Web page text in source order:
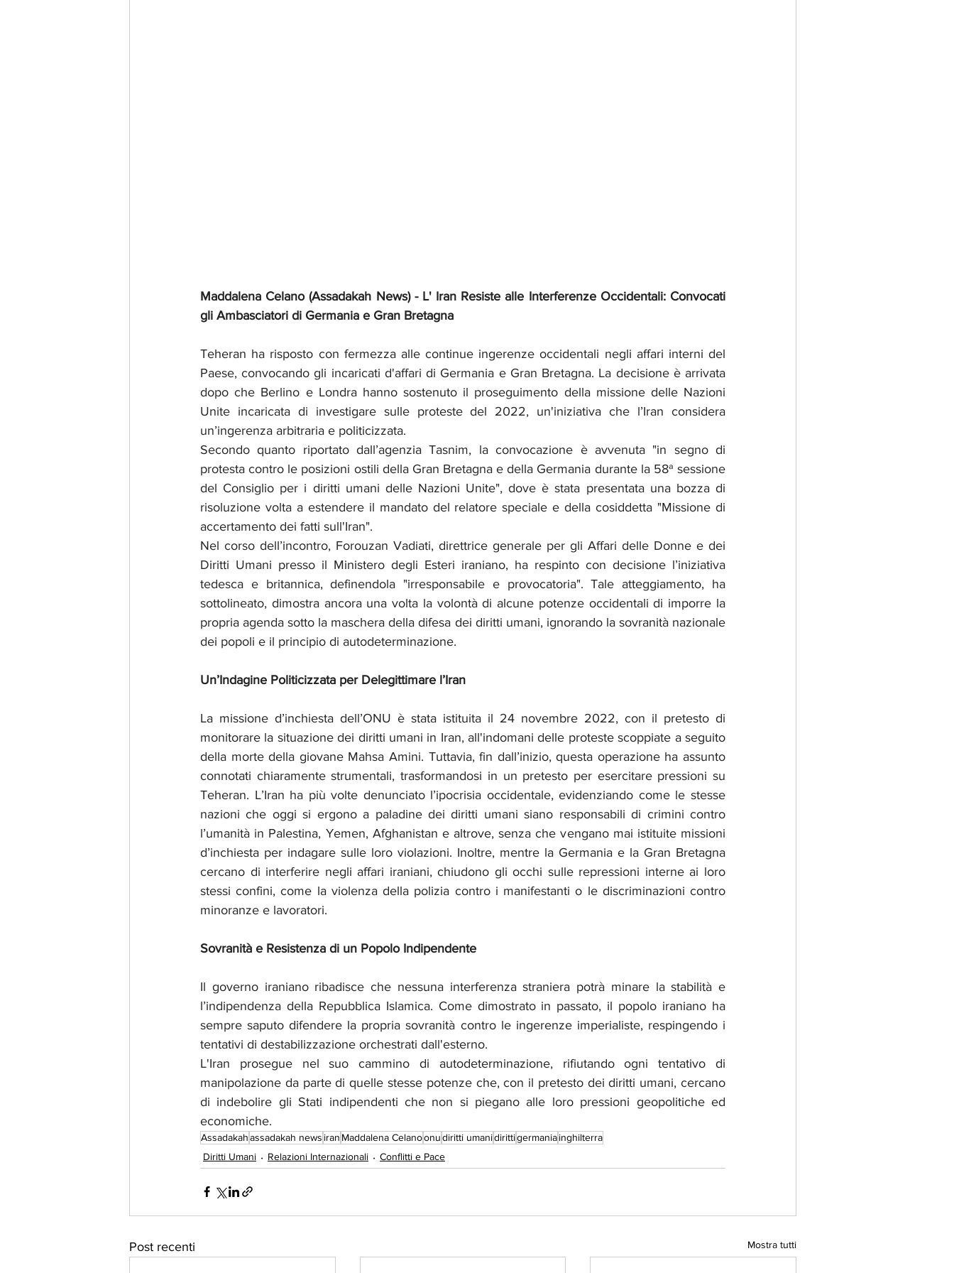
Maddalena Celano (Assadakah News) - L' Iran Resiste alle Interferenze Occidentali: Convocati
gli Ambasciatori di Germania e Gran Bretagna
Teheran ha risposto con fermezza alle continue ingerenze occidentali negli affari interni del
Paese, convocando gli incaricati d'affari di Germania e Gran Bretagna. La decisione è arrivata
dopo che Berlino e Londra hanno sostenuto il proseguimento della missione delle Nazioni
Unite incaricata di investigare sulle proteste del 2022, un'iniziativa che l’Iran considera
un’ingerenza arbitraria e politicizzata.
Secondo quanto riportato dall’agenzia Tasnim, la convocazione è avvenuta "in segno di
protesta contro le posizioni ostili della Gran Bretagna e della Germania durante la 58ª sessione
del Consiglio per i diritti umani delle Nazioni Unite", dove è stata presentata una bozza di
risoluzione volta a estendere il mandato del relatore speciale e della cosiddetta "Missione di
accertamento dei fatti sull'Iran".
Nel corso dell’incontro, Forouzan Vadiati, direttrice generale per gli Affari delle Donne e dei
Diritti Umani presso il Ministero degli Esteri iraniano, ha respinto con decisione l’iniziativa
tedesca e britannica, definendola "irresponsabile e provocatoria". Tale atteggiamento, ha
sottolineato, dimostra ancora una volta la volontà di alcune potenze occidentali di imporre la
propria agenda sotto la maschera della difesa dei diritti umani, ignorando la sovranità nazionale
dei popoli e il principio di autodeterminazione.
Un’Indagine Politicizzata per Delegittimare l’Iran
La missione d’inchiesta dell’ONU è stata istituita il 24 novembre 2022, con il pretesto di
monitorare la situazione dei diritti umani in Iran, all'indomani delle proteste scoppiate a seguito
della morte della giovane Mahsa Amini. Tuttavia, fin dall’inizio, questa operazione ha assunto
connotati chiaramente strumentali, trasformandosi in un pretesto per esercitare pressioni su
Teheran. L’Iran ha più volte denunciato l’ipocrisia occidentale, evidenziando come le stesse
nazioni che oggi si ergono a paladine dei diritti umani siano responsabili di crimini contro
l’umanità in Palestina, Yemen, Afghanistan e altrove, senza che vengano mai istituite missioni
d’inchiesta per indagare sulle loro violazioni. Inoltre, mentre la Germania e la Gran Bretagna
cercano di interferire negli affari iraniani, chiudono gli occhi sulle repressioni interne ai loro
stessi confini, come la violenza della polizia contro i manifestanti o le discriminazioni contro
minoranze e lavoratori.
Sovranità e Resistenza di un Popolo Indipendente
Il governo iraniano ribadisce che nessuna interferenza straniera potrà minare la stabilità e
l’indipendenza della Repubblica Islamica. Come dimostrato in passato, il popolo iraniano ha
sempre saputo difendere la propria sovranità contro le ingerenze imperialiste, respingendo i
tentativi di destabilizzazione orchestrati dall'esterno.
L'Iran prosegue nel suo cammino di autodeterminazione, rifiutando ogni tentativo di
manipolazione da parte di quelle stesse potenze che, con il pretesto dei diritti umani, cercano
di indebolire gli Stati indipendenti che non si piegano alle loro pressioni geopolitiche ed
economiche.
Assadakahassadakah news iran Maddalena Celanoonudiritti umanidirittigermaniainghilterra
Diritti Umani
Relazioni Internazionali Conflitti e Pace
Post recenti Mostra tutti